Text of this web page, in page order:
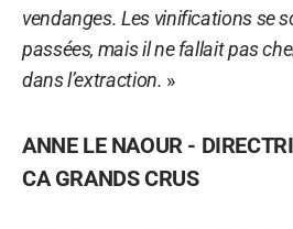
vendanges. Les vinifications se
passées, mais il ne fallait pas
dans l’extraction. »
ANNE LE NAOUR -
CA GRANDS CRUS